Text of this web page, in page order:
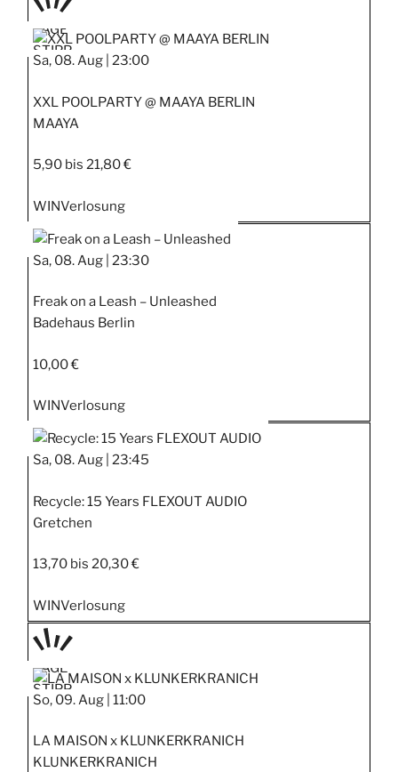
TAGE
STIPP
Sa, 08. Aug | 23:00
XXL POOLPARTY @ MAAYA BERLIN
MAAYA
5,90 bis 21,80 €
WINVerlosung
Sa, 08. Aug | 23:30
Freak on a Leash – Unleashed
Badehaus Berlin
10,00 €
WINVerlosung
Sa, 08. Aug | 23:45
Recycle: 15 Years FLEXOUT AUDIO
Gretchen
13,70 bis 20,30 €
WINVerlosung
TAGE
STIPP
So, 09. Aug | 11:00
LA MAISON x KLUNKERKRANICH
KLUNKERKRANICH